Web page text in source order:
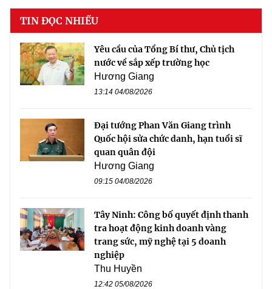
TIN ĐỌC NHIỀU
Yêu cầu của Tổng Bí thư, Chủ tịch
nước về sắp xếp trường học
Hương Giang
13:14 04/08/2026
Đại tướng Phan Văn Giang trình
Quốc hội sửa chức danh, hạn tuổi sĩ
quan quân đội
Hương Giang
09:15 04/08/2026
Tây Ninh: Công bố quyết định thanh
tra hoạt động kinh doanh vàng
trang sức, mỹ nghệ tại 5 doanh
nghiệp
Thu Huyền
12:42 05/08/2026